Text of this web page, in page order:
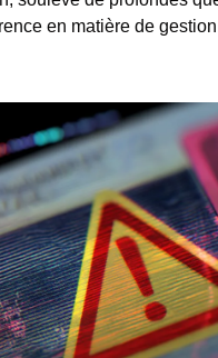
en matière de